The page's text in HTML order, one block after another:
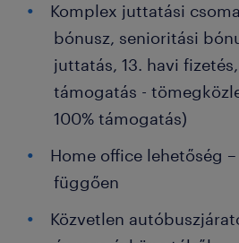
Komplex juttatási
bónusz, senioritási
juttatás, 13. havi
támogatás -
100% támogatás)
Home office lehetőség
függően
Közvetlen